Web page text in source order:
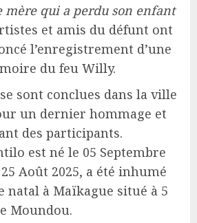
mère qui a perdu son enfant
et amis du défunt ont
l’enregistrement d’une
du feu Willy.
sont conclues dans la ville
un dernier hommage et
des participants.
est né le 05 Septembre
Août 2025, a été inhumé
natal à Maïkague situé à 5
Moundou.